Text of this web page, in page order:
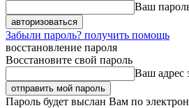
Ваш
Забыли пароль? получить помощь
восстановление пароля
Восстановите свой пароль
Ваш адрес
Пароль будет выслан Вам по